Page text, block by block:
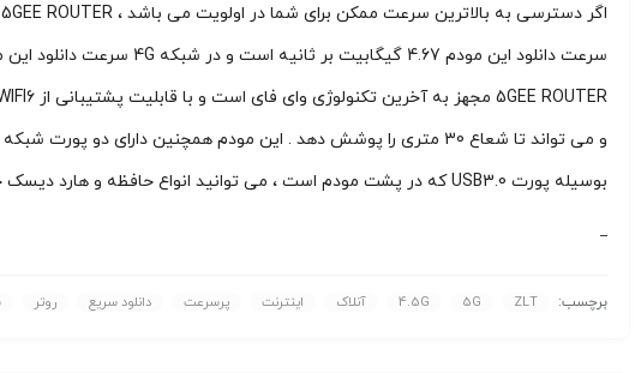
اگر دسترسی به بالاترین سرعت ممکن برای شما در اولویت می باشد ، 5GEE ROUTER بالاترین سرعت ممکن در شبکه های 5G و 4G را در اختیار شما قرار می دهد . با استفاده از
سرعت دانلود این مودم 4.67 گیگابیت بر ثانیه است و در شبکه 4G سرعت دانلود این مودم 1.6 گیگابیت بر ثانیه است که در نوع خود بینظیر است.
و می تواند تا شعاع 30 متری را پوشش دهد . این مودم همچنین دارای دو پورت شبکه 2.5 گیگا بایتی است .
بوسیله پورت USB3.0 که در پشت مودم است ، می توانید انواع حافظه و هارد دیسک خود را در شبکه داخلی به اشتراک بگذارید.
برچسب: 4.5G 5G ZLT آنلاک اینترنت پرسرعت دانلود سریع روتر